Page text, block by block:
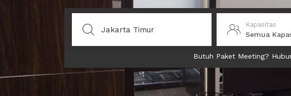
Kapasitas
Semua
Butuh Paket Meeting?